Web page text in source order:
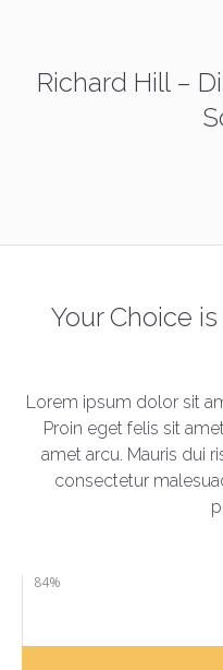
Richard Hill –
Your Choice
Lorem ipsum dolor sit
Proin eget felis sit
amet arcu. Mauris dui
consectetur
84%